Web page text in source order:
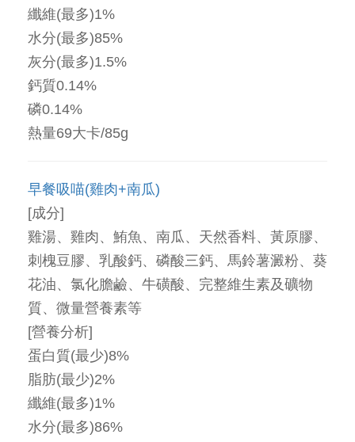
纖維(最多)1%
水分(最多)85%
灰分(最多)1.5%
鈣質0.14%
磷0.14%
熱量69大卡/85g
早餐吸喵(雞肉+南瓜)
[成分]
雞湯、雞肉、鮪魚、南瓜、天然香料、黃原膠、
刺槐豆膠、乳酸鈣、磷酸三鈣、馬鈴薯澱粉、葵
花油、氯化膽鹼、牛磺酸、完整維生素及礦物
質、微量營養素等
[營養分析]
蛋白質(最少)8%
脂肪(最少)2%
纖維(最多)1%
水分(最多)86%